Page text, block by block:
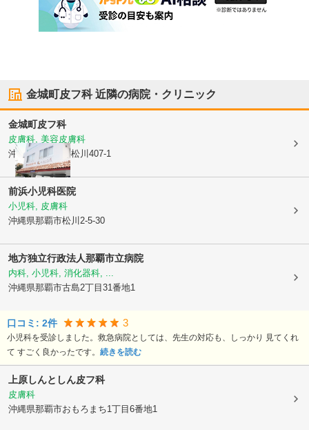
金城町皮フ科近隣の病院・クリニック
金城町皮フ科
皮膚科, 美容皮膚科
沖縄県那覇市
字松川407-1
前浜小児科医院
小児科, 皮膚科
沖縄県那覇市松川2-5-30
地方独立行政法人那覇市立病院
内科, 小児科, 消化器科, ...
沖縄県那覇市古島2丁目31番地1
口コミ: 2件 3
小児科を受診しました。救急病院としては、先生の対応も、しっかり 見てくれ
て すごく良かったです。 続きを読む
上原しんとしん皮フ科
皮膚科
沖縄県那覇市おもろまち1丁目6番地1